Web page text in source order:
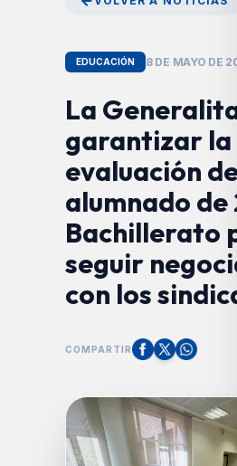
EDUCACIÓN 8 DE MAYO DE
La
garantizar la
evaluación
alumnado de
Bachillerato
seguir
con los
COMPARTIR